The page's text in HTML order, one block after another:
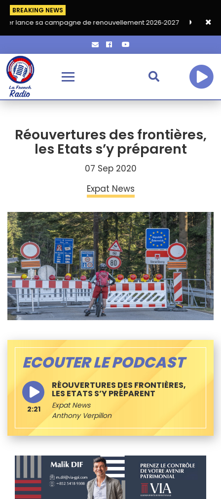
BREAKING NEWS
campagne de renouvellement 2026‑2027 Grand café de
Réouvertures des frontières,
les Etats s’y préparent
07 Sep 2020
Expat News
ECOUTER LE PODCAST
RÉOUVERTURES DES FRONTIÈRES,
LES ETATS S’Y PRÉPARENT
Expat News
Anthony Verpillon
2:21